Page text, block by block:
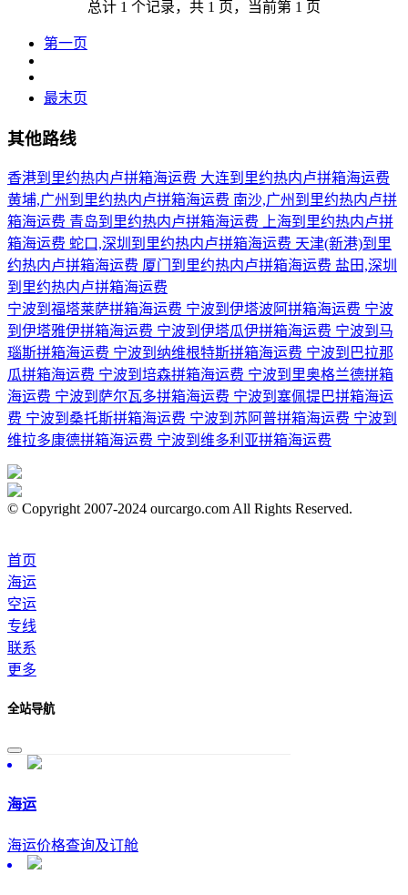
总计 1 个记录，共 1 页，当前第 1 页
第一页
最末页
其他路线
香港到里约热内卢拼箱海运费 大连到里约热内卢拼箱海运费
黄埔,广州到里约热内卢拼箱海运费 南沙,广州到里约热内卢拼
箱海运费 青岛到里约热内卢拼箱海运费 上海到里约热内卢拼
箱海运费 蛇口,深圳到里约热内卢拼箱海运费 天津(新港)到里
约热内卢拼箱海运费 厦门到里约热内卢拼箱海运费 盐田,深圳
到里约热内卢拼箱海运费
宁波到福塔莱萨拼箱海运费 宁波到伊塔波阿拼箱海运费 宁波
到伊塔雅伊拼箱海运费 宁波到伊塔瓜伊拼箱海运费 宁波到马
瑙斯拼箱海运费 宁波到纳维根特斯拼箱海运费 宁波到巴拉那
瓜拼箱海运费 宁波到培森拼箱海运费 宁波到里奥格兰德拼箱
海运费 宁波到萨尔瓦多拼箱海运费 宁波到塞佩提巴拼箱海运
费 宁波到桑托斯拼箱海运费 宁波到苏阿普拼箱海运费 宁波到
维拉多康德拼箱海运费 宁波到维多利亚拼箱海运费
© Copyright 2007-2024 ourcargo.com All Rights Reserved.
首页
海运
空运
专线
联系
更多
全站导航
海运
海运价格查询及订舱